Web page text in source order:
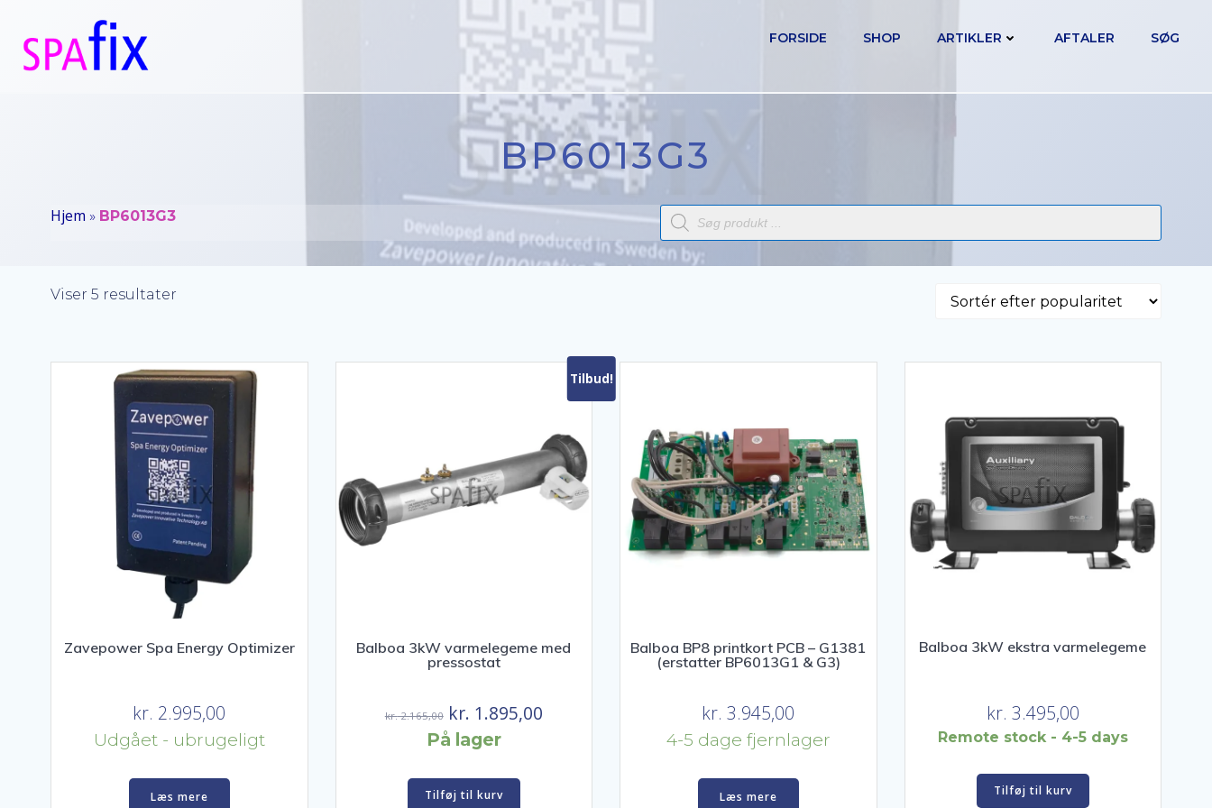
indhold
FORSIDE SHOP ARTIKLER AFTALER SØG
BP6013G3
Hjem » BP6013G3
Products
search
Viser 5 resultater
Zavepower Spa Energy Optimizer
kr. 2.995,00
Udgået - ubrugeligt
Læs mere
Tilbud!
Balboa 3kW varmelegeme med
pressostat
kr.2.165,00 Den
oprindelige
var:
kr. 1.895,00Den
På lager
Tilføj til kurv
Balboa BP8 printkort PCB – G1381
(erstatter BP6013G1 & G3)
kr. 3.945,00
4-5 dage fjernlager
Læs mere
Balboa 3kW ekstra varmelegeme
kr. 3.495,00
Remote stock - 4-5 days
Tilføj til kurv